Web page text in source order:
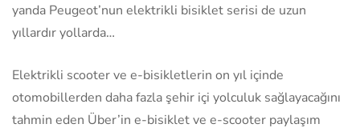
yanda Peugeot’nun elektrikli bisiklet serisi de uzun
yıllardır yollarda…
Elektrikli scooter ve e-bisikletlerin on yıl içinde
otomobillerden daha fazla şehir içi yolculuk sağlayacağını
tahmin eden Über’in e-bisiklet ve e-scooter paylaşım